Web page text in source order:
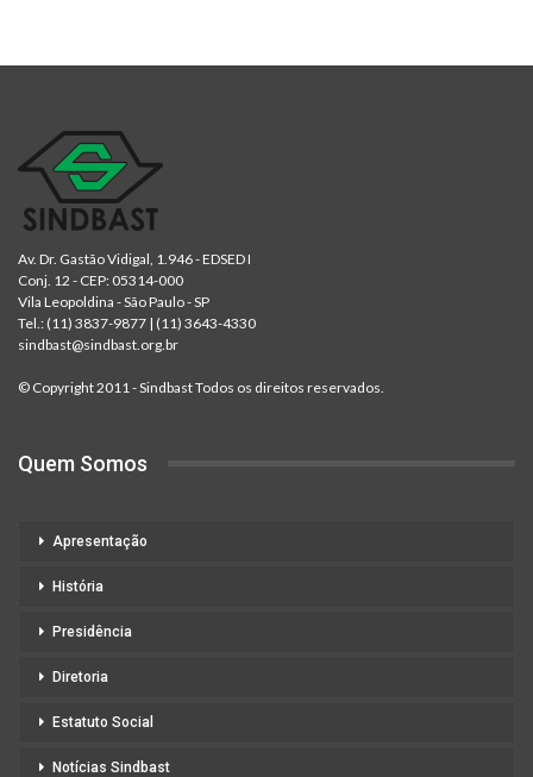
Av. Dr. Gastão Vidigal, 1.946 - EDSED I
Conj. 12 - CEP: 05314-000
Vila Leopoldina - São Paulo - SP
Tel.: (11) 3837-9877 | (11) 3643-4330
sindbast@sindbast.org.br
© Copyright 2011 - Sindbast Todos os direitos reservados.
Quem Somos
Apresentação
História
Presidência
Diretoria
Estatuto Social
Notícias Sindbast